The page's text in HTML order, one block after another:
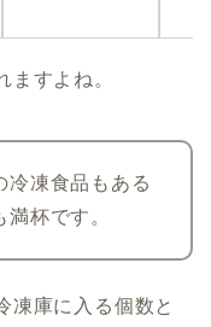
ますよね。
冷凍食品もある
杯です。
凍庫に入る個数と